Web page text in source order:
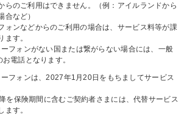
らのご利用はできません。（例：アイルランドから
合など）
ォンなどからのご利用の場合は、サービス料等が課
ます。
フォンがない国または繋がらない場合には、一般
電話となります。
フォンは、2027年1月20日をもちましてサービス
を保険期間に含むご契約者さまには、代替サービス
ます。